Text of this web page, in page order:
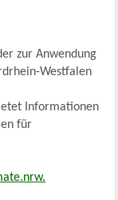
zur Anwendung
Westfalen
Informationen
für